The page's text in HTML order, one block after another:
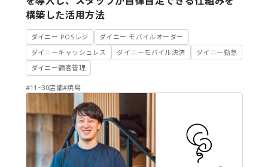
情報セキュリティ方針
公式YouTubeチャンネル
#6~10店舗 #6~10店舗(FC含む)
#おにぎり #カフェ #カレー
#タイ・アジアン #ダイニングバー
#レストラン #ワインバル
#定食 #寿司 #居酒屋 #沖縄料理
#海鮮 #焼肉 #焼鳥 #立ち呑み
構築した活用方法
ダイニー POSレジ
ダイニー モバイルオーダー
ダイニーキャッシュレス
ダイニーモバイル決済
ダイニー勤怠
ダイニー顧客管理
#11~30店舗#焼鳥